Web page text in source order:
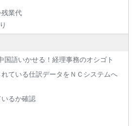
業代
国語いかせる！経理事務のオシゴト
ている仕訳データをＮＣシステムへ
るか確認